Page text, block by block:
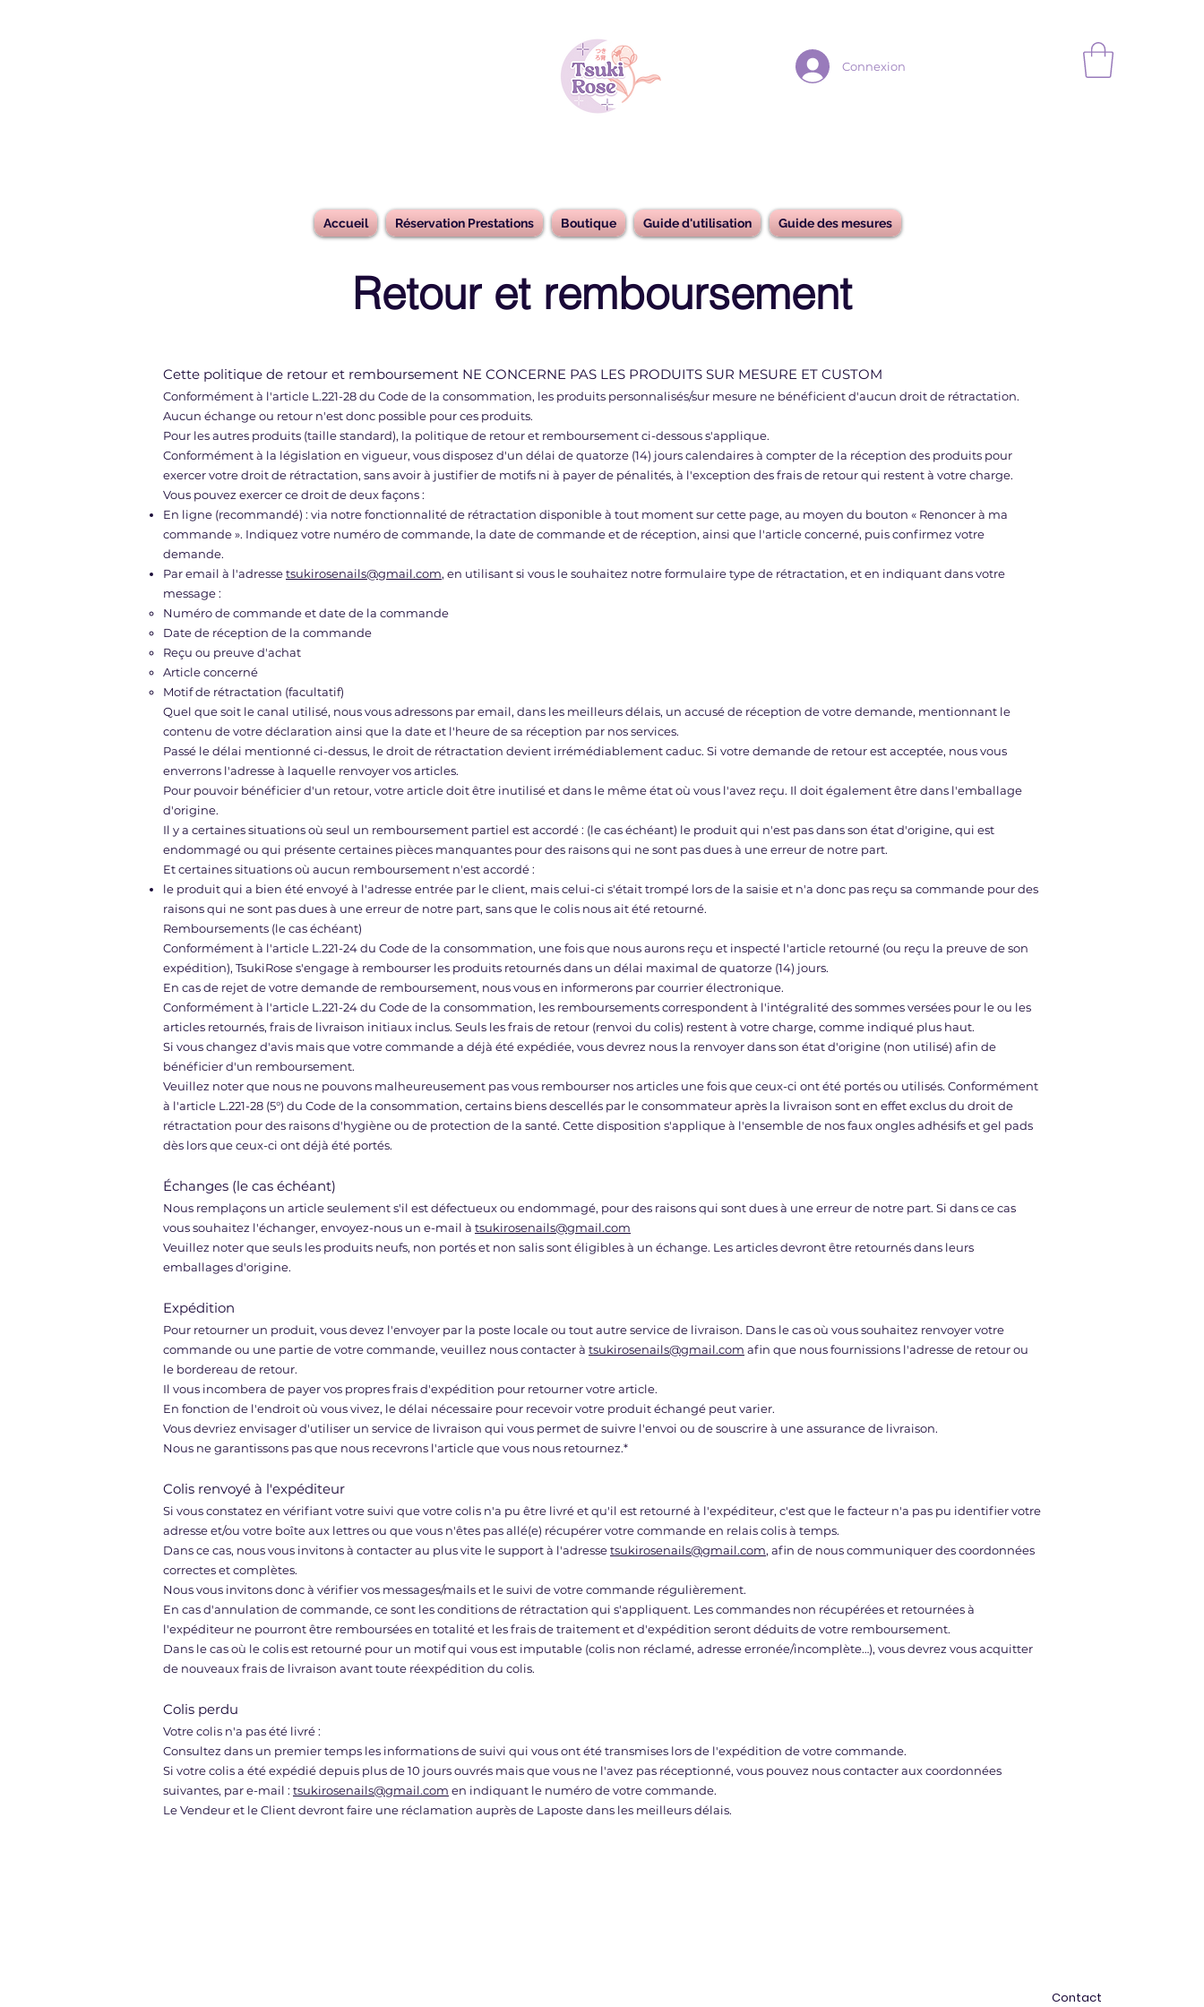
Connexion
Accueil Réservation Prestations Boutique Guide d'utilisation Guide des mesures
Retour et remboursement
Cette politique de retour et remboursement NE CONCERNE PAS LES PRODUITS SUR MESURE ET CUSTOM
Conformément à l'article L.221-28 du Code de la consommation, les produits personnalisés/sur mesure ne bénéficient d'aucun droit de rétractation.
Aucun échange ou retour n'est donc possible pour ces produits.
Pour les autres produits (taille standard), la politique de retour et remboursement ci-dessous s'applique.
Conformément à la législation en vigueur, vous disposez d'un délai de quatorze (14) jours calendaires à compter de la réception des produits pour
exercer votre droit de rétractation, sans avoir à justifier de motifs ni à payer de pénalités, à l'exception des frais de retour qui restent à votre charge.
Vous pouvez exercer ce droit de deux façons :
En ligne (recommandé) : via notre fonctionnalité de rétractation disponible à tout moment sur cette page, au moyen du bouton « Renoncer à ma
commande ». Indiquez votre numéro de commande, la date de commande et de réception, ainsi que l'article concerné, puis confirmez votre
demande.
Par email à l'adressetsukirosenails@gmail.com, en utilisant si vous le souhaitez notre formulaire type de rétractation, et en indiquant dans votre
message :
Numéro de commande et date de la commande
Date de réception de la commande
Reçu ou preuve d'achat
Article concerné
Motif de rétractation (facultatif)
Quel que soit le canal utilisé, nous vous adressons par email, dans les meilleurs délais, un accusé de réception de votre demande, mentionnant le
contenu de votre déclaration ainsi que la date et l'heure de sa réception par nos services.
Passé le délai mentionné ci-dessus, le droit de rétractation devient irrémédiablement caduc. Si votre demande de retour est acceptée, nous vous
enverrons l'adresse à laquelle renvoyer vos articles.
Pour pouvoir bénéficier d'un retour, votre article doit être inutilisé et dans le même état où vous l'avez reçu. Il doit également être dans l'emballage
d'origine.
Il y a certaines situations où seul un remboursement partiel est accordé : (le cas échéant) le produit qui n'est pas dans son état d'origine, qui est
endommagé ou qui présente certaines pièces manquantes pour des raisons qui ne sont pas dues à une erreur de notre part.
Et certaines situations où aucun remboursement n'est accordé :
le produit qui a bien été envoyé à l'adresse entrée par le client, mais celui-ci s'était trompé lors de la saisie et n'a donc pas reçu sa commande pour des
raisons qui ne sont pas dues à une erreur de notre part, sans que le colis nous ait été retourné.
Remboursements (le cas échéant)
Conformément à l'article L.221-24 du Code de la consommation, une fois que nous aurons reçu et inspecté l'article retourné (ou reçu la preuve de son
expédition), TsukiRose s'engage à rembourser les produits retournés dans un délai maximal de quatorze (14) jours.
En cas de rejet de votre demande de remboursement, nous vous en informerons par courrier électronique.
Conformément à l'article L.221-24 du Code de la consommation, les remboursements correspondent à l'intégralité des sommes versées pour le ou les
articles retournés, frais de livraison initiaux inclus. Seuls les frais de retour (renvoi du colis) restent à votre charge, comme indiqué plus haut.
Si vous changez d'avis mais que votre commande a déjà été expédiée, vous devrez nous la renvoyer dans son état d'origine (non utilisé) afin de
bénéficier d'un remboursement.
Veuillez noter que nous ne pouvons malheureusement pas vous rembourser nos articles une fois que ceux-ci ont été portés ou utilisés. Conformément
à l'article L.221-28 (5°) du Code de la consommation, certains biens descellés par le consommateur après la livraison sont en effet exclus du droit de
rétractation pour des raisons d'hygiène ou de protection de la santé. Cette disposition s'applique à l'ensemble de nos faux ongles adhésifs et gel pads
dès lors que ceux-ci ont déjà été portés.
Échanges (le cas échéant)
Nous remplaçons un article seulement s'il est défectueux ou endommagé, pour des raisons qui sont dues à une erreur de notre part. Si dans ce cas
vous souhaitez l'échanger, envoyez-nous un e-mail à tsukirosenails@gmail.com
Veuillez noter que seuls les produits neufs, non portés et non salis sont éligibles à un échange. Les articles devront être retournés dans leurs
emballages d'origine.
Expédition
Pour retourner un produit, vous devez l'envoyer par la poste locale ou tout autre service de livraison. Dans le cas où vous souhaitez renvoyer votre
commande ou une partie de votre commande, veuillez nous contacter à tsukirosenails@gmail.com afin que nous fournissions l'adresse de retour ou
le bordereau de retour.
Il vous incombera de payer vos propres frais d'expédition pour retourner votre article.
En fonction de l'endroit où vous vivez, le délai nécessaire pour recevoir votre produit échangé peut varier.
Vous devriez envisager d'utiliser un service de livraison qui vous permet de suivre l'envoi ou de souscrire à une assurance de livraison.
Nous ne garantissons pas que nous recevrons l'article que vous nous retournez.*
Colis renvoyé à l'expéditeur
Si vous constatez en vérifiant votre suivi que votre colis n'a pu être livré et qu'il est retourné à l'expéditeur, c'est que le facteur n'a pas pu identifier votre
adresse et/ou votre boîte aux lettres ou que vous n'êtes pas allé(e) récupérer votre commande en relais colis à temps.
Dans ce cas, nous vous invitons à contacter au plus vite le support à l'adressetsukirosenails@gmail.com, afin de nous communiquer des coordonnées
correctes et complètes.
Nous vous invitons donc à vérifier vos messages/mails et le suivi de votre commande régulièrement.
En cas d'annulation de commande, ce sont les conditions de rétractation qui s'appliquent. Les commandes non récupérées et retournées à
l'expéditeur ne pourront être remboursées en totalité et les frais de traitement et d'expédition seront déduits de votre remboursement.
Dans le cas où le colis est retourné pour un motif qui vous est imputable (colis non réclamé, adresse erronée/incomplète…), vous devrez vous acquitter
de nouveaux frais de livraison avant toute réexpédition du colis.
Colis perdu
Votre colis n'a pas été livré :
Consultez dans un premier temps les informations de suivi qui vous ont été transmises lors de l'expédition de votre commande.
Si votre colis a été expédié depuis plus de 10 jours ouvrés mais que vous ne l'avez pas réceptionné, vous pouvez nous contacter aux coordonnées
suivantes, par e-mail : tsukirosenails@gmail.com en indiquant le numéro de votre commande.
Le Vendeur et le Client devront faire une réclamation auprès de Laposte dans les meilleurs délais.
Contact